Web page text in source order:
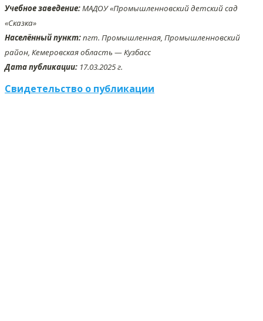
Учебное заведение:МАДОУ «Промышленновский детский сад
«Сказка»
Населённый пункт:пгт. Промышленная, Промышленновский
район, Кемеровская область — Кузбасс
Дата публикации: 17.03.2025 г.
Свидетельство о публикации